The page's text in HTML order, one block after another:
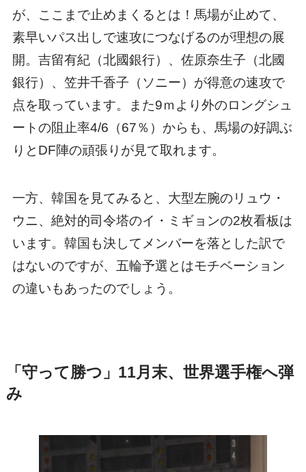
が、ここまで止めまくるとは！馬場が止めて、
素早いパス出しで速攻につなげるのが理想の展
開。吉留有紀（北國銀行）、佐原奈生子（北國
銀行）、笠井千香子（ソニー）が得意の速攻で
点を取っています。また9ｍより外のロングシュ
ートの阻止率4/6（67％）からも、馬場の好調ぶ
りとDF陣の頑張りが見て取れます。
一方、韓国を見てみると、大型左腕のリュウ・
ウニ、絶対的司令塔のイ・ミギョンの2枚看板は
います。韓国も決してメンバーを落とした訳で
はないのですが、五輪予選とはモチベーション
の違いもあったのでしょう。
「守って勝つ」11月末、世界選手権へ弾
み